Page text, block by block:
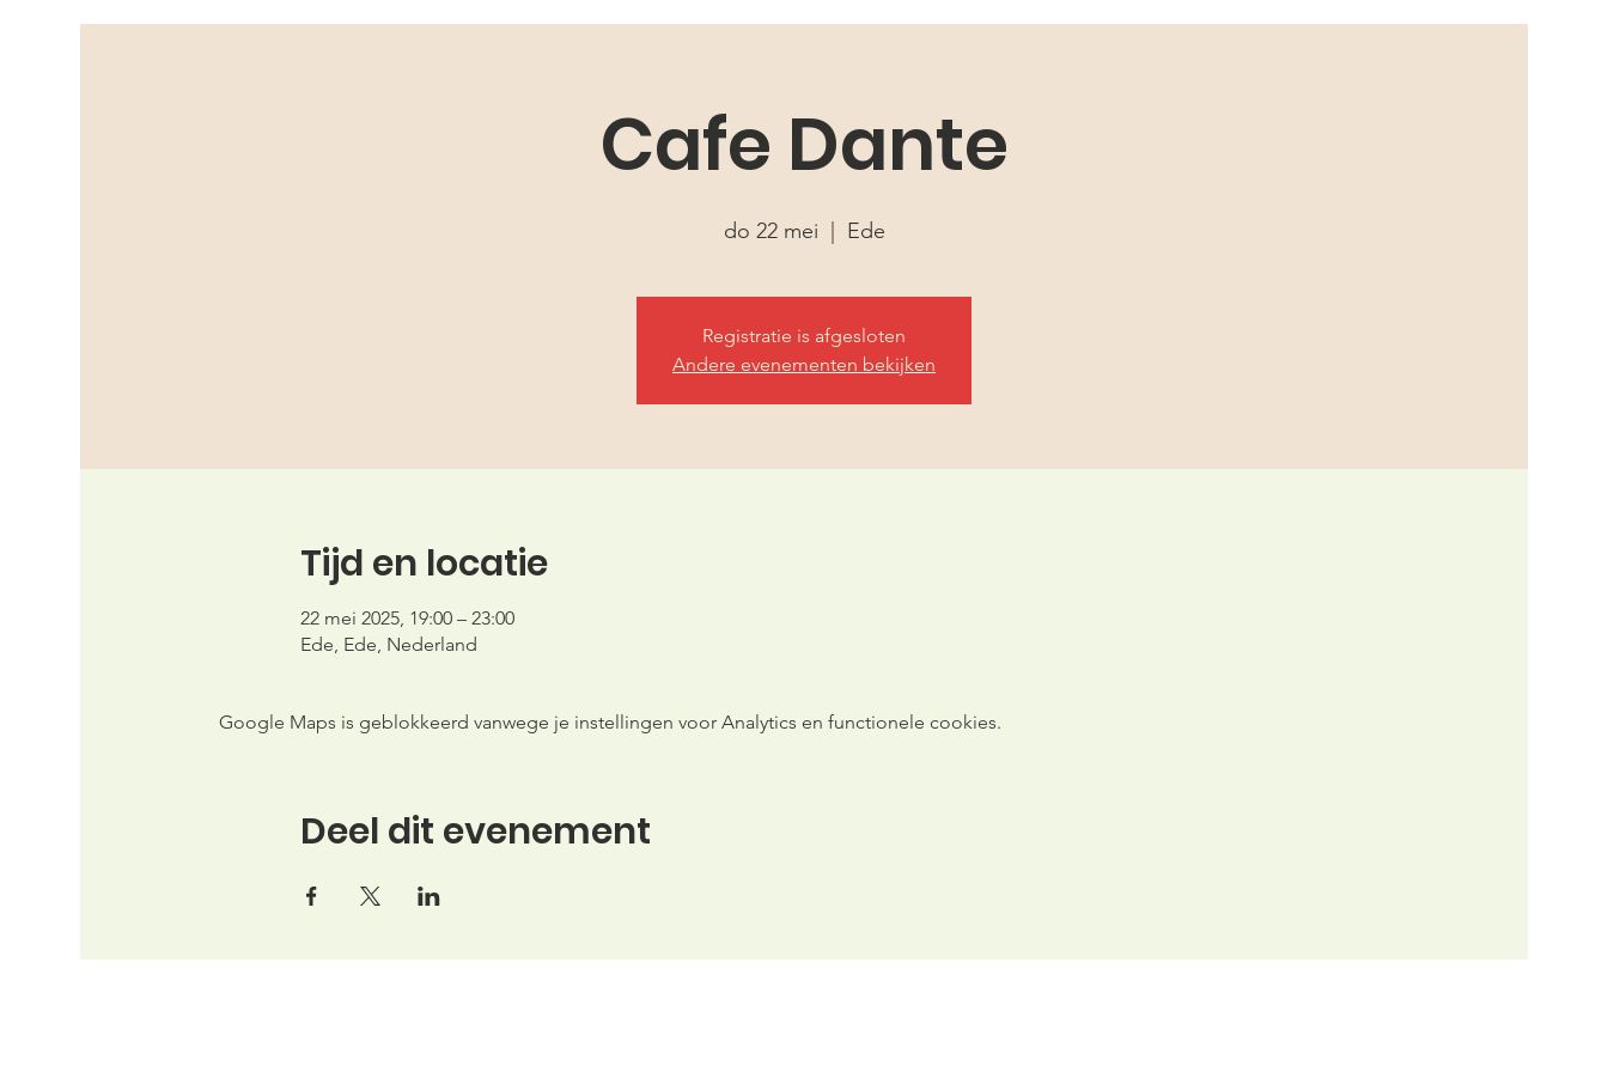
Cafe Dante
do 22 mei Ede
Registratie is afgesloten
Andere evenementen bekijken
Tijd en locatie
22 mei 2025, 19:00 – 23:00
Ede, Ede, Nederland
Google Maps is geblokkeerd vanwege je instellingen voor Analytics en functionele cookies.
Deel dit evenement